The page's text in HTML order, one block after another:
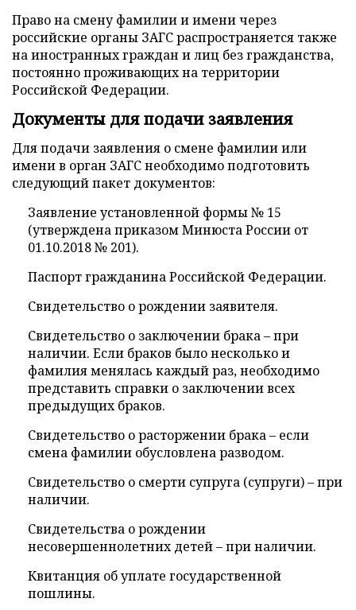
Право на смену фамилии и имени через
российские органы ЗАГС распространяется также
на иностранных граждан и лиц без гражданства,
постоянно проживающих на территории
Российской Федерации.
Документы для подачи заявления
Для подачи заявления о смене фамилии или
имени в орган ЗАГС необходимо подготовить
следующий пакет документов:
Заявление установленной формы № 15
(утверждена приказом Минюста России от
01.10.2018 № 201).
Паспорт гражданина Российской Федерации.
Свидетельство о рождении заявителя.
Свидетельство о заключении брака – при
наличии. Если браков было несколько и
фамилия менялась каждый раз, необходимо
представить справки о заключении всех
предыдущих браков.
Свидетельство о расторжении брака – если
смена фамилии обусловлена разводом.
Свидетельство о смерти супруга (супруги) – при
наличии.
Свидетельства о рождении
несовершеннолетних детей – при наличии.
Квитанция об уплате государственной
пошлины.